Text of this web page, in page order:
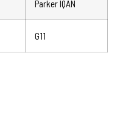
Parker IQAN
G11